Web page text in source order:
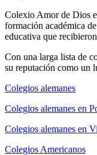
Colexio Amor de Dios
formación académica
educativa que
Con una larga lista de
su reputación como un
Colegios alemanes
Colegios alemanes en
Colegios alemanes en
Colegios Americanos